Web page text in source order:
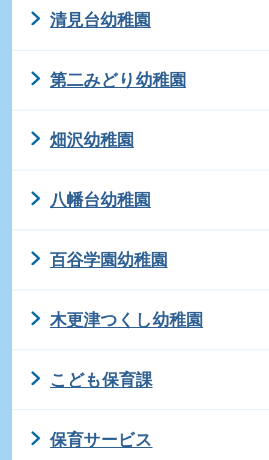
清見台幼稚園
第二みどり幼稚園
畑沢幼稚園
八幡台幼稚園
百谷学園幼稚園
木更津つくし幼稚園
こども保育課
保育サービス